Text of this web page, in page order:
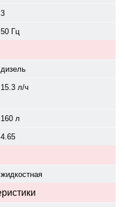
3
50 Гц
дизель
15.3 л/ч
160 л
4.65
жидкостная